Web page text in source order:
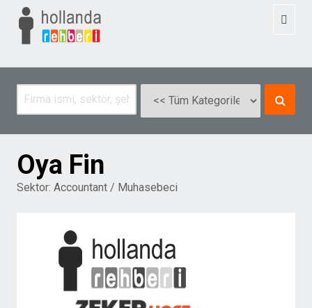
Oya Fin
Sektor: Accountant / Muhasebeci